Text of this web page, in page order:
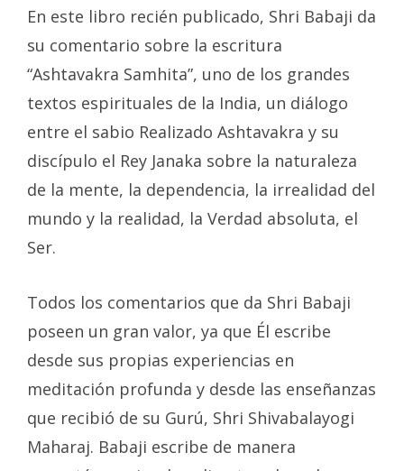
En este libro recién publicado, Shri Babaji da
su comentario sobre la escritura
“Ashtavakra Samhita”, uno de los grandes
textos espirituales de la India, un diálogo
entre el sabio Realizado Ashtavakra y su
discípulo el Rey Janaka sobre la naturaleza
de la mente, la dependencia, la irrealidad del
mundo y la realidad, la Verdad absoluta, el
Ser.
Todos los comentarios que da Shri Babaji
poseen un gran valor, ya que Él escribe
desde sus propias experiencias en
meditación profunda y desde las enseñanzas
que recibió de su Gurú, Shri Shivabalayogi
Maharaj. Babaji escribe de manera